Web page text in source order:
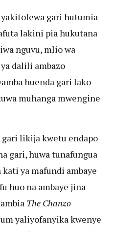
yakitolewa gari hutumia
lakini pia hukutana
nguvu, mlio wa
dalili ambazo
huenda gari lako
muhanga mwengine
gari likija kwetu endapo
gari, huwa tunafungua
kati ya mafundi ambaye
huo na ambaye jina
The Chanzo
yaliyofanyika kwenye